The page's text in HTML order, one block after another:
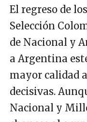
El regreso de
Selección
de Nacional y
a Argentina
mayor calidad
decisivas.
Nacional y